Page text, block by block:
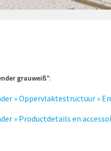
grauweiß":
» Oppervlaktestructuur »
» Productdetails en